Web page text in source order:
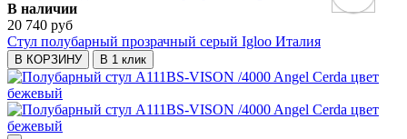
В наличии
20 740 руб
Стул полубарный прозрачный серый Igloo Италия
В КОРЗИНУ В 1 клик